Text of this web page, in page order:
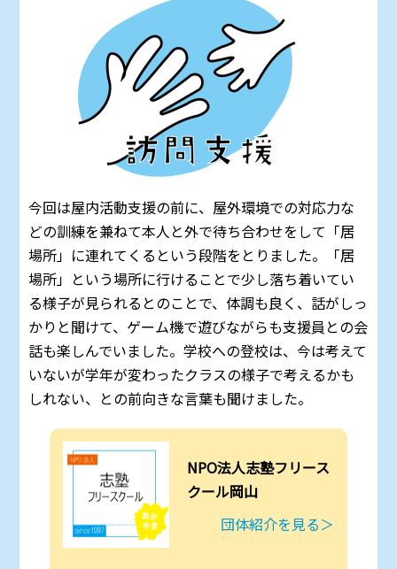
今回は屋内活動支援の前に、屋外環境での対応力な
どの訓練を兼ねて本人と外で待ち合わせをして「居
場所」に連れてくるという段階をとりました。「居
場所」という場所に行けることで少し落ち着いてい
る様子が見られるとのことで、体調も良く、話がしっ
かりと聞けて、ゲーム機で遊びながらも支援員との会
話も楽しんでいました。学校への登校は、今は考えて
いないが学年が変わったクラスの様子で考えるかも
しれない、との前向きな言葉も聞けました。
NPO法人志塾フリース
クール岡山
団体紹介を見る＞